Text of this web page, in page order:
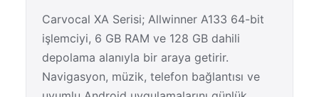
Carvocal XA Serisi; Allwinner A133 64-bit
işlemciyi, 6 GB RAM ve 128 GB dahili
depolama alanıyla bir araya getirir.
Navigasyon, müzik, telefon bağlantısı ve